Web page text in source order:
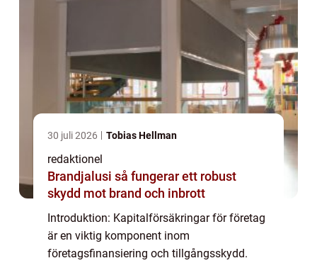
30 juli 2026 Tobias Hellman
redaktionel
Brandjalusi så fungerar ett robust
skydd mot brand och inbrott
Introduktion: Kapitalförsäkringar för företag
är en viktig komponent inom
företagsfinansiering och tillgångsskydd.